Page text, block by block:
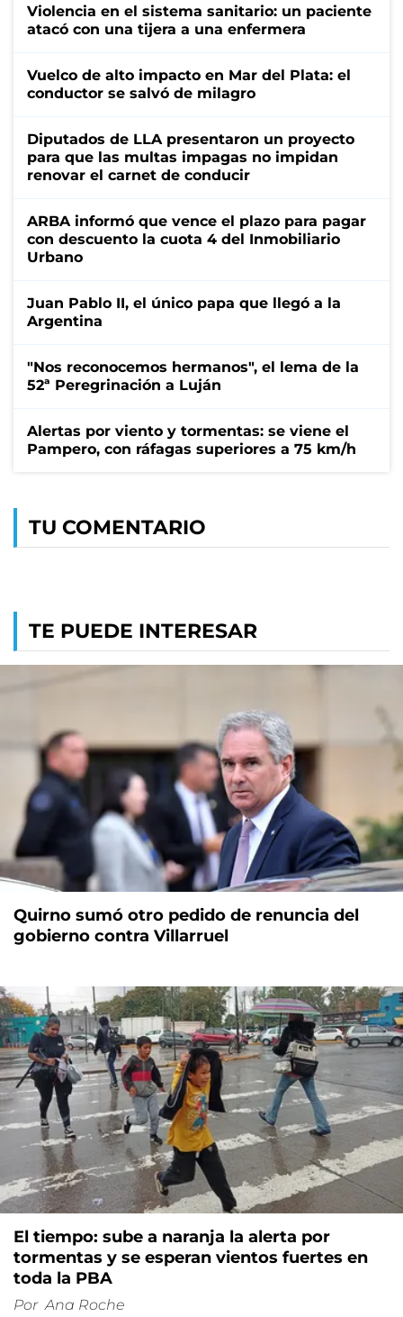
Violencia en el sistema sanitario: un paciente
atacó con una tijera a una enfermera
Vuelco de alto impacto en Mar del Plata: el
conductor se salvó de milagro
Diputados de LLA presentaron un proyecto
para que las multas impagas no impidan
renovar el carnet de conducir
ARBA informó que vence el plazo para pagar
con descuento la cuota 4 del Inmobiliario
Urbano
Juan Pablo II, el único papa que llegó a la
Argentina
"Nos reconocemos hermanos", el lema de la
52ª Peregrinación a Luján
Alertas por viento y tormentas: se viene el
Pampero, con ráfagas superiores a 75 km/h
TU COMENTARIO
TE PUEDE INTERESAR
Quirno sumó otro pedido de renuncia del
gobierno contra Villarruel
El tiempo: sube a naranja la alerta por
tormentas y se esperan vientos fuertes en
toda la PBA
Por Ana Roche